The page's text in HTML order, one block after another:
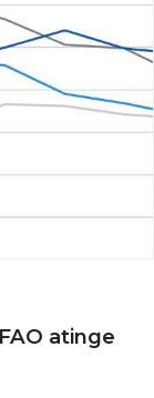
atinge